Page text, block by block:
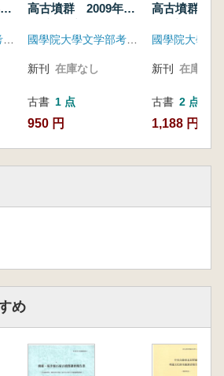
國學院大學文学部考古学研究室
高古墳群 2009年度
確認調査報告書
國學院大學文学部考古学研究室
新刊 在庫なし
古書 1 点
950 円
高古墳群
新刊 在庫なし
古書 2 点
1,188 円~
め